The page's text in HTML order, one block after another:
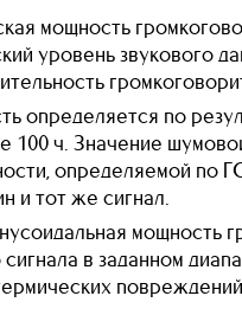
мощность
уровень звукового
определяется по
100 ч. Значение
определяемой по
и тот же сигнал.
мощность
сигнала в заданном